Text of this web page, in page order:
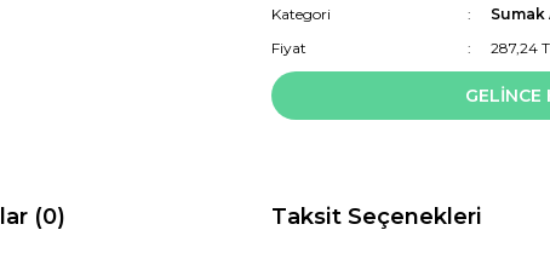
Kategori
Sumak
Fiyat
287,24
GELİNCE
(0) Taksit Seçenekleri